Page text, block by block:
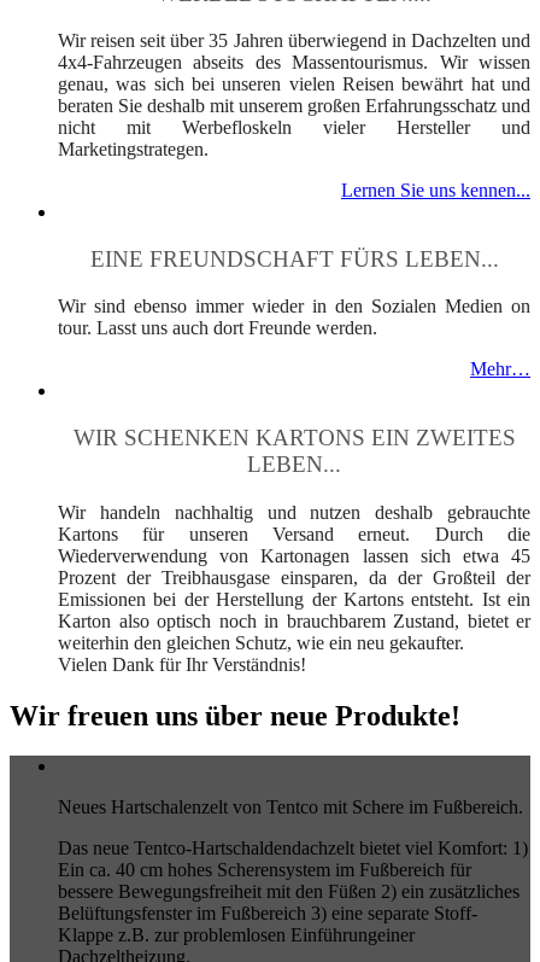
Wir reisen seit über 35 Jahren überwiegend in Dachzelten und
4x4-Fahrzeugen abseits des Massentourismus. Wir wissen
genau, was sich bei unseren vielen Reisen bewährt hat und
beraten Sie deshalb mit unserem großen Erfahrungsschatz und
nicht mit Werbefloskeln vieler Hersteller und
Marketingstrategen.
Lernen Sie uns kennen...
EINE FREUNDSCHAFT FÜRS LEBEN...
Wir sind ebenso immer wieder in den Sozialen Medien on
tour. Lasst uns auch dort Freunde werden.
Mehr…
WIR SCHENKEN KARTONS EIN ZWEITES
LEBEN...
Wir handeln nachhaltig und nutzen deshalb gebrauchte
Kartons für unseren Versand erneut. Durch die
Wiederverwendung von Kartonagen lassen sich etwa 45
Prozent der Treibhausgase einsparen, da der Großteil der
Emissionen bei der Herstellung der Kartons entsteht. Ist ein
Karton also optisch noch in brauchbarem Zustand, bietet er
weiterhin den gleichen Schutz, wie ein neu gekaufter.
Vielen Dank für Ihr Verständnis!
Wir freuen uns über neue Produkte!
Neues Hartschalenzelt von Tentco mit Schere im Fußbereich.
Das neue Tentco-Hartschaldendachzelt bietet viel Komfort: 1)
Ein ca. 40 cm hohes Scherensystem im Fußbereich für
bessere Bewegungsfreiheit mit den Füßen 2) ein zusätzliches
Belüftungsfenster im Fußbereich 3) eine separate Stoff-
Klappe z.B. zur problemlosen Einführungeiner
Dachzeltheizung.